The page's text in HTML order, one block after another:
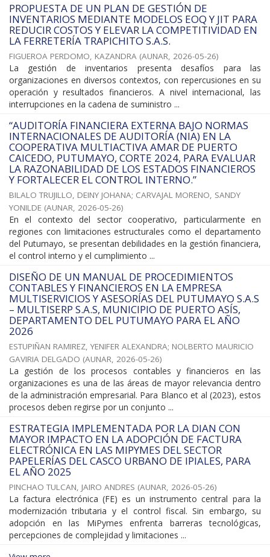
PROPUESTA DE UN PLAN DE GESTIÓN DE
INVENTARIOS MEDIANTE MODELOS EOQ Y JIT PARA
REDUCIR COSTOS Y ELEVAR LA COMPETITIVIDAD EN
LA FERRETERÍA TRAPICHITO S.A.S.
FIGUEROA PERDOMO, KAZANDRA (AUNAR, 2026-05-26)
La gestión de inventarios presenta desafíos para las
organizaciones en diversos contextos, con repercusiones en su
operación y resultados financieros. A nivel internacional, las
interrupciones en la cadena de suministro ...
“AUDITORÍA FINANCIERA EXTERNA BAJO NORMAS
INTERNACIONALES DE AUDITORÍA (NIA) EN LA
COOPERATIVA MULTIACTIVA AMAR DE PUERTO
CAICEDO, PUTUMAYO, CORTE 2024, PARA EVALUAR
LA RAZONABILIDAD DE LOS ESTADOS FINANCIEROS
Y FORTALECER EL CONTROL INTERNO.”
BILALO TRUJILLO, DEINY JOHANA; CARVAJAL MORENO, SANDY
YONILDE (AUNAR, 2026-05-26)
En el contexto del sector cooperativo, particularmente en
regiones con limitaciones estructurales como el departamento
del Putumayo, se presentan debilidades en la gestión financiera,
el control interno y el cumplimiento ...
DISEÑO DE UN MANUAL DE PROCEDIMIENTOS
CONTABLES Y FINANCIEROS EN LA EMPRESA
MULTISERVICIOS Y ASESORÍAS DEL PUTUMAYO S.A.S
– MULTISERP S.A.S, MUNICIPIO DE PUERTO ASÍS,
DEPARTAMENTO DEL PUTUMAYO PARA EL AÑO
2026
ESTUPIÑAN RAMIREZ, YENIFER ALEXANDRA; NOLBERTO MAURICIO
GAVIRIA DELGADO (AUNAR, 2026-05-26)
La gestión de los procesos contables y financieros en las
organizaciones es una de las áreas de mayor relevancia dentro
de la administración empresarial. Para Blanco et al (2023), estos
procesos deben regirse por un conjunto ...
ESTRATEGIA IMPLEMENTADA POR LA DIAN CON
MAYOR IMPACTO EN LA ADOPCIÓN DE FACTURA
ELECTRÓNICA EN LAS MIPYMES DEL SECTOR
PAPELERÍAS DEL CASCO URBANO DE IPIALES, PARA
EL AÑO 2025
PINCHAO TULCAN, JAIRO ANDRES (AUNAR, 2026-05-26)
La factura electrónica (FE) es un instrumento central para la
modernización tributaria y el control fiscal. Sin embargo, su
adopción en las MiPymes enfrenta barreras tecnológicas,
percepciones de complejidad y limitaciones ...